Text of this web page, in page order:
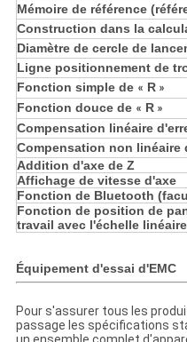
Mémoire de référence
Construction dans la
Diamètre de cercle de
Ligne positionnement de
Fonction simple de « R»
Fonction douce de « R»
Compensation linéaire
Compensation non linéaire
Addition d'axe de Z
Affichage de vitesse d'axe
Fonction de Bluetooth
Fonction de position de
travail avec l'échelle
Équipement d'essai d'EMC
Pour s'assurer tous les
passage les spécifications
un ensemble complet